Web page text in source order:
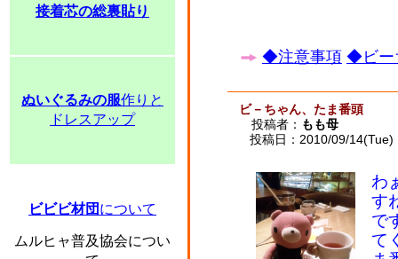
接着芯の総裏貼り
ぬいぐるみの服作りと
ドレスアップ
ビビビ材団 について
ムルヒャ普及協会につい
◆注意事項 ◆ビー
ビ－ちゃん、たま番頭
投稿者： もも母
投稿日：2010/09/
わ
す
で
て